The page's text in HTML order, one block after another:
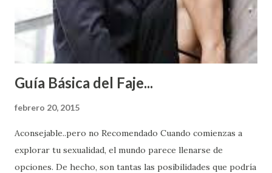
Guía Básica del Faje...
febrero 20, 2015
Aconsejable..pero no Recomendado Cuando comienzas a
explorar tu sexualidad, el mundo parece llenarse de
opciones. De hecho, son tantas las posibilidades que podría